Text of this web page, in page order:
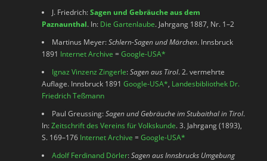
J. Friedrich:Sagen und Gebräuche aus dem
Paznaunthal. In: Die Gartenlaube. Jahrgang 1887, Nr. 1–2
Martinus Meyer:Schlern-Sagen und Märchen. Innsbruck
1891 Internet Archive =Google-USA*
Ignaz Vinzenz Zingerle:Sagen aus Tirol. 2. vermehrte
Auflage. Innsbruck 1891Google-USA*, Landesbibliothek Dr.
Friedrich Teßmann
Paul Greussing:Sagen und Gebräuche im Stubaithal in Tirol.
In:Zeitschrift des Vereins für Volkskunde. 3. Jahrgang (1893),
S. 169–176 Internet Archive =Google-USA*
Adolf Ferdinand Dörler:Sagen aus Innsbrucks Umgebung